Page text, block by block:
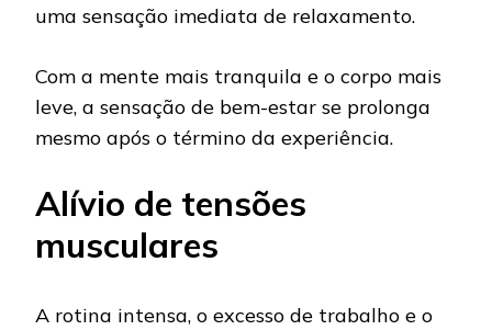
uma sensação imediata de relaxamento.
Com a mente mais tranquila e o corpo mais
leve, a sensação de bem-estar se prolonga
mesmo após o término da experiência.
Alívio de tensões
musculares
A rotina intensa, o excesso de trabalho e o